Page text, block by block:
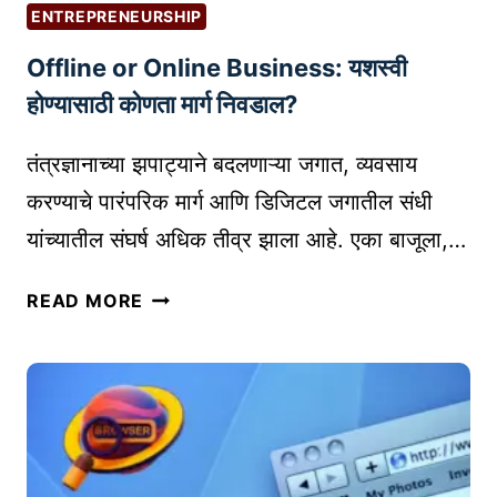
S
O
R
N
L
N
T
A
C
H
I
वा
ढ
वा
आ
ली
ड्स
मि
ळ
L
O
G
G
ENTREPRENEURSHIP
Offline or Online Business: यशस्वी
होण्यासाठी कोणता मार्ग निवडाल?
तंत्रज्ञानाच्या झपाट्याने बदलणाऱ्या जगात, व्यवसाय
करण्याचे पारंपरिक मार्ग आणि डिजिटल जगातील संधी
यांच्यातील संघर्ष अधिक तीव्र झाला आहे. एका बाजूला,…
READ MORE O
L
I
N
E